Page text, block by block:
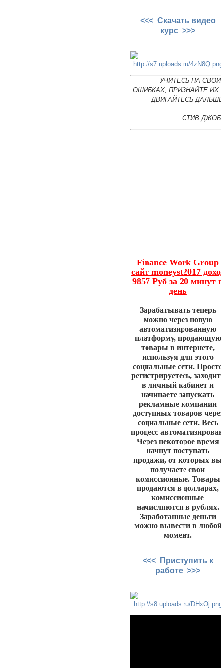
<<< Скачать видео
курс >>>
УЧИТЕСЬ НА
ОШИБКАХ, ПРИЗНАЙТЕ ИХ
ДВИГАЙТЕСЬ
СТИВ
Finance Work Group
сайт moneyst2017
9857 Руб за 20 минут
день
Зарабатывать теперь
можно через новую
автоматизированную
платформу, продающую
товары в интернете,
используя для этого
социальные сети.
регистрируетесь,
в личный кабинет и
начинаете запускать
рекламные компании
доступных товаров
социальные сети. Весь
процесс
Через некоторое время
начнут поступать
продажи, от которых
получаете свои
комиссионные. Товары
продаются в долларах,
комиссионные
начисляются в рублях.
Заработанные деньги
можно вывести в любой
момент.
<<< Приступить к
работе >>>